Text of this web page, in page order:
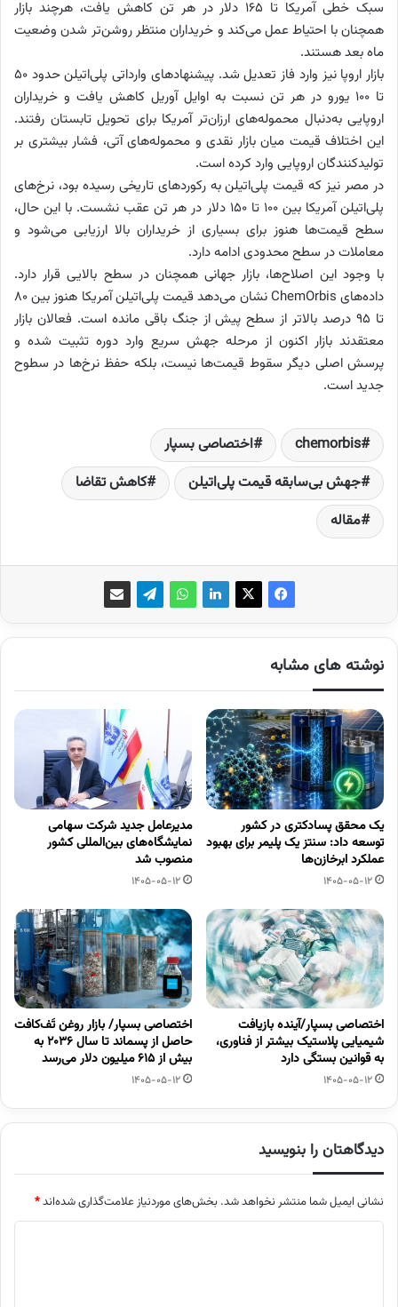
سبک خطی آمریکا تا ۱۶۵ دلار در هر تن کاهش یافت، هرچند بازار
همچنان با احتیاط عمل می‌کند و خریداران منتظر روشن‌تر شدن وضعیت
ماه بعد هستند.
بازار اروپا نیز وارد فاز تعدیل شد. پیشنهادهای وارداتی پلی‌اتیلن حدود ۵۰
تا ۱۰۰ یورو در هر تن نسبت به اوایل آوریل کاهش یافت و خریداران
اروپایی به‌دنبال محموله‌های ارزان‌تر آمریکا برای تحویل تابستان رفتند.
این اختلاف قیمت میان بازار نقدی و محموله‌های آتی، فشار بیشتری بر
تولیدکنندگان اروپایی وارد کرده است.
در مصر نیز که قیمت پلی‌اتیلن به رکوردهای تاریخی رسیده بود، نرخ‌های
پلی‌اتیلن آمریکا بین ۱۰۰ تا ۱۵۰ دلار در هر تن عقب نشست. با این حال،
سطح قیمت‌ها هنوز برای بسیاری از خریداران بالا ارزیابی می‌شود و
معاملات در سطح محدودی ادامه دارد.
با وجود این اصلاح‌ها، بازار جهانی همچنان در سطح بالایی قرار دارد.
داده‌های ChemOrbis نشان می‌دهد قیمت پلی‌اتیلن آمریکا هنوز بین ۸۰
تا ۹۵ درصد بالاتر از سطح پیش از جنگ باقی مانده است. فعالان بازار
معتقدند بازار اکنون از مرحله جهش سریع وارد دوره تثبیت شده و
پرسش اصلی دیگر سقوط قیمت‌ها نیست، بلکه حفظ نرخ‌ها در سطوح
جدید است.
chemorbis
اختصاصی بسپار
جهش بی‌سابقه قیمت پلی‌اتیلن
کاهش تقاضا
مقاله
نوشته های مشابه
یک محقق پسادکتری در کشور
توسعه داد: سنتز یک پلیمر برای بهبود
عملکرد ابرخازن‌ها
1405-05-12
مدیرعامل جدید شرکت سهامی
نمایشگاه‌های بین‌المللی کشور
منصوب شد
1405-05-12
اختصاصی بسپار/آینده بازیافت
شیمیایی پلاستیک بیشتر از فناوری،
به قوانین بستگی دارد
1405-05-12
اختصاصی بسپار/ بازار روغن تَف‌کافت
حاصل از پسماند تا سال ۲۰۳۶ به
بیش از ۶۱۵ میلیون دلار می‌رسد
1405-05-12
دیدگاهتان را بنویسید
نشانی ایمیل شما منتشر نخواهد شد. بخش‌های موردنیاز علامت‌گذاری شده‌اند*